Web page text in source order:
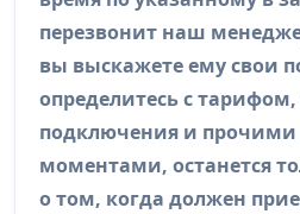
перезвонит наш
вы выскажете ему свои
определитесь с
подключения и
моментами, останется
о том, когда должен